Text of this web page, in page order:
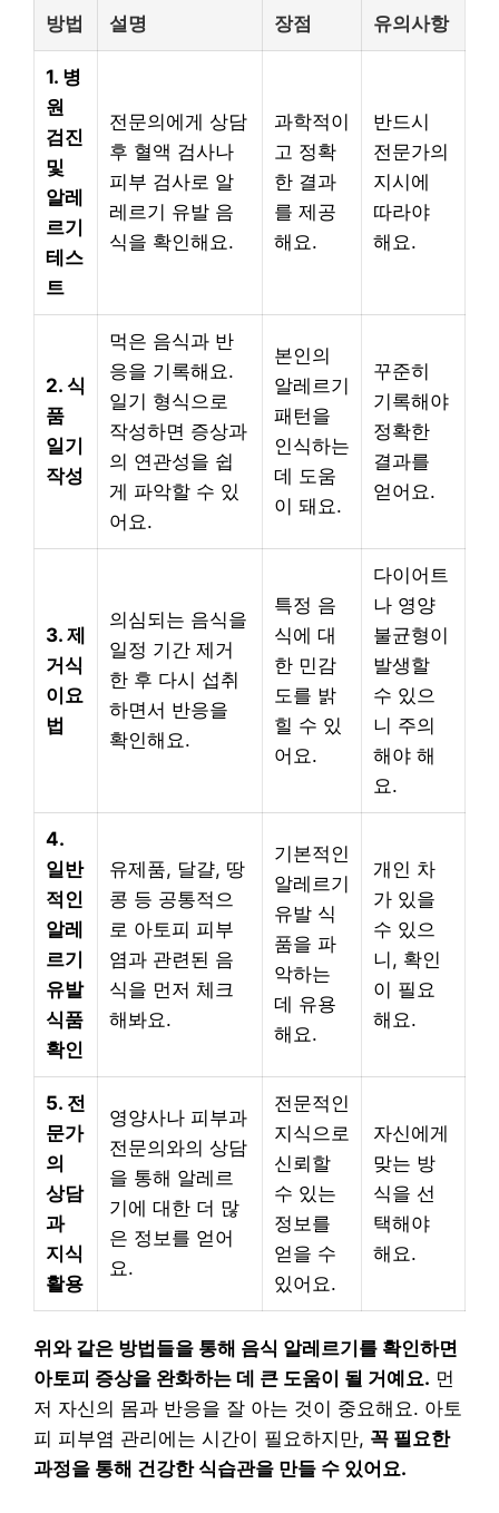
방법 설명 장점 유의사항
1. 병
원
검진
및
알레
르기
테스
트
전문의에게 상담
후 혈액 검사나
피부 검사로 알
레르기 유발 음
식을 확인해요.
과학적이
고 정확
한 결과
를 제공
해요.
반드시
전문가의
지시에
따라야
해요.
2. 식
품
일기
작성
먹은 음식과 반
응을 기록해요.
일기 형식으로
작성하면 증상과
의 연관성을 쉽
게 파악할 수 있
어요.
본인의
알레르기
패턴을
인식하는
데 도움
이 돼요.
꾸준히
기록해야
정확한
결과를
얻어요.
3. 제
거식
이요
법
의심되는 음식을
일정 기간 제거
한 후 다시 섭취
하면서 반응을
확인해요.
특정 음
식에 대
한 민감
도를 밝
힐 수 있
어요.
다이어트
나 영양
불균형이
발생할
수 있으
니 주의
해야 해
요.
4.
일반
적인
알레
르기
유발
식품
확인
유제품, 달걀, 땅
콩 등 공통적으
로 아토피 피부
염과 관련된 음
식을 먼저 체크
해봐요.
기본적인
알레르기
유발 식
품을 파
악하는
데 유용
해요.
개인 차
가 있을
수 있으
니, 확인
이 필요
해요.
5. 전
문가
의
상담
과
지식
활용
영양사나 피부과
전문의와의 상담
을 통해 알레르
기에 대한 더 많
은 정보를 얻어
요.
전문적인
지식으로
신뢰할
수 있는
정보를
얻을 수
있어요.
자신에게
맞는 방
식을 선
택해야
해요.
위와 같은 방법들을 통해 음식 알레르기를 확인하면
아토피 증상을 완화하는 데 큰 도움이 될 거예요. 먼
저 자신의 몸과 반응을 잘 아는 것이 중요해요. 아토
피 피부염 관리에는 시간이 필요하지만, 꼭 필요한
과정을 통해 건강한 식습관을 만들 수 있어요.